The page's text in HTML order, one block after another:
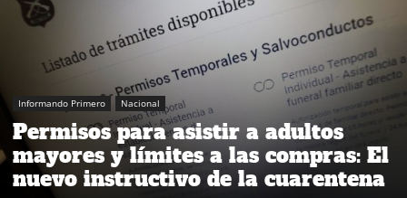
Informando Primero Nacional
Permisos para asistir a adultos
mayores y límites a las compras: El
nuevo instructivo de la cuarentena